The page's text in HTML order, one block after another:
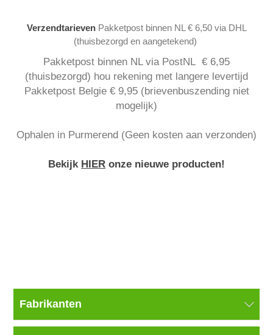
Verzendtarieven Pakketpost binnen NL € 6,50 via DHL
(thuisbezorgd en aangetekend)
Pakketpost binnen NL via PostNL € 6,95
(thuisbezorgd) hou rekening met langere levertijd
Pakketpost Belgie € 9,95 (brievenbuszending niet
mogelijk)
Ophalen in Purmerend (Geen kosten aan verzonden)
Bekijk HIER onze nieuwe producten!
Fabrikanten